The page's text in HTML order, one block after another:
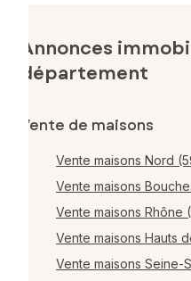
Annonces
département
Vente de maisons
Vente maisons Nord
Vente maisons
Vente maisons Rhône
Vente maisons Hauts
Vente maisons Seine-